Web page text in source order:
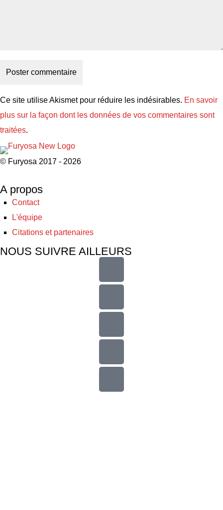
Ce site utilise Akismet pour réduire les indésirables. En savoir
plus sur la façon dont les données de vos commentaires sont
traitées.
© Furyosa 2017 - 2026
A propos
Contact
L'équipe
Citations et partenaires
NOUS SUIVRE AILLEURS